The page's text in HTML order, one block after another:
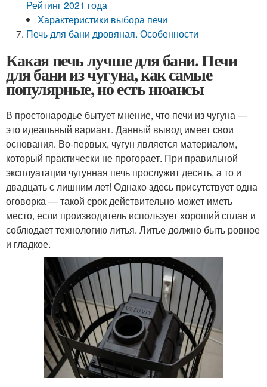
Рейтинг 2021 года
Характеристики выбора печи
Печь для бани дровяная. Особенности
Какая печь лучше для бани. Печи
для бани из чугуна, как самые
популярные, но есть нюансы
В простонародье бытует мнение, что печи из чугуна —
это идеальный вариант. Данный вывод имеет свои
основания. Во-первых, чугун является материалом,
который практически не прогорает. При правильной
эксплуатации чугунная печь прослужит десять, а то и
двадцать с лишним лет! Однако здесь присутствует одна
оговорка — такой срок действительно может иметь
место, если производитель использует хороший сплав и
соблюдает технологию литья. Литье должно быть ровное
и гладкое.